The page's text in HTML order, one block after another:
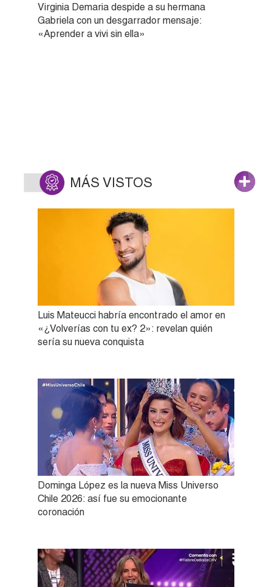
Virginia Demaria despide a su hermana
Gabriela con un desgarrador mensaje:
«Aprender a vivi sin ella»
MÁS VISTOS
Luis Mateucci habría encontrado el amor en
«¿Volverías con tu ex? 2»: revelan quién
sería su nueva conquista
Dominga López es la nueva Miss Universo
Chile 2026: así fue su emocionante
coronación